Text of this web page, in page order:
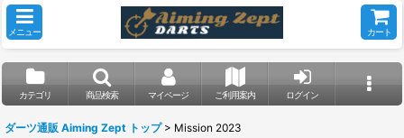
メニュー カート
カテゴリ 商品検索 マイページ ご利用案内 ログイン
ダーツ通販 Aiming Zept トップ > Mission 2023